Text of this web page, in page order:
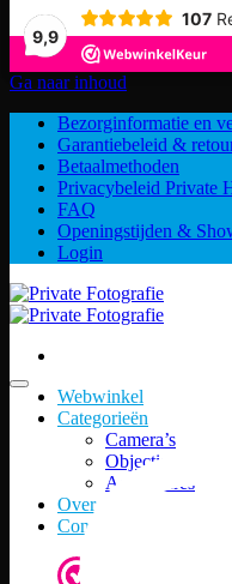
9,9
107
Ga naar inhoud
Bezorginformatie en
Garantiebeleid &
Betaalmethoden
Privacybeleid Private
FAQ
Openingstijden &
Login
Webwinkel
Categorieën
Camera’s
Objectieven
Accessoires
Over ons
Contact